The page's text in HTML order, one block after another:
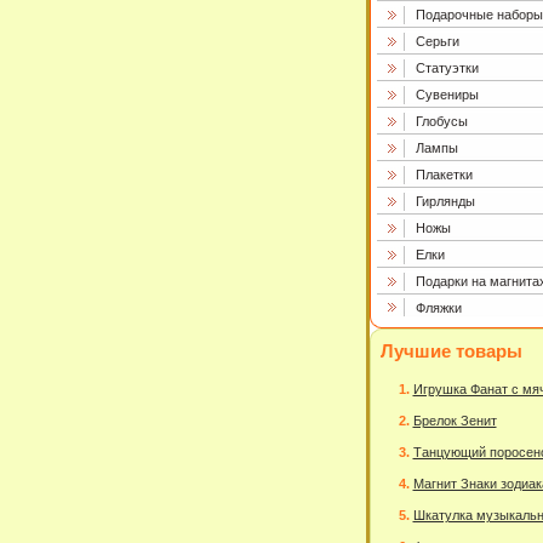
Подарочные наборы
Серьги
Статуэтки
Сувениры
Глобусы
Лампы
Плакетки
Гирлянды
Ножы
Елки
Подарки на
Фляжки
Лучшие товары
Игрушка Фанат с
Брелок Зенит
Танцующий
Магнит Знаки
Шкатулка